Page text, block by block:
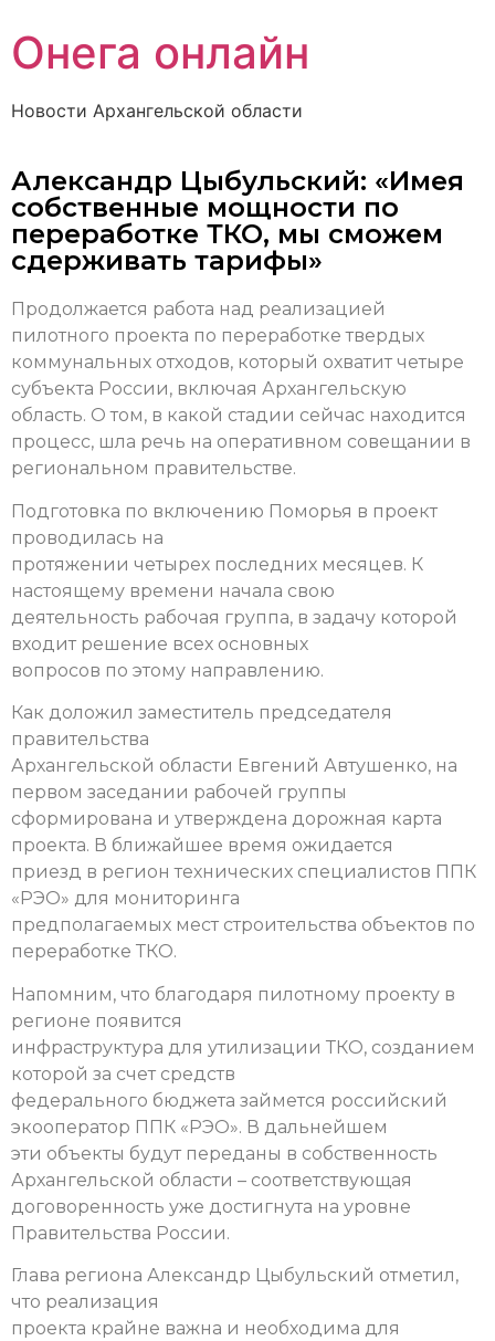
Онега онлайн
Новости Архангельской области
Александр Цыбульский: «Имея
собственные мощности по
переработке ТКО, мы сможем
сдерживать тарифы»
Продолжается работа над реализацией
пилотного проекта по переработке твердых
коммунальных отходов, который охватит четыре
субъекта России, включая Архангельскую
область. О том, в какой стадии сейчас находится
процесс, шла речь на оперативном совещании в
региональном правительстве.
Подготовка по включению Поморья в проект
проводилась на
протяжении четырех последних месяцев. К
настоящему времени начала свою
деятельность рабочая группа, в задачу которой
входит решение всех основных
вопросов по этому направлению.
Как доложил заместитель председателя
правительства
Архангельской области Евгений Автушенко, на
первом заседании рабочей группы
сформирована и утверждена дорожная карта
проекта. В ближайшее время ожидается
приезд в регион технических специалистов ППК
«РЭО» для мониторинга
предполагаемых мест строительства объектов по
переработке ТКО.
Напомним, что благодаря пилотному проекту в
регионе появится
инфраструктура для утилизации ТКО, созданием
которой за счет средств
федерального бюджета займется российский
экооператор ППК «РЭО». В дальнейшем
эти объекты будут переданы в собственность
Архангельской области – соответствующая
договоренность уже достигнута на уровне
Правительства России.
Глава региона Александр Цыбульский отметил,
что реализация
проекта крайне важна и необходима для